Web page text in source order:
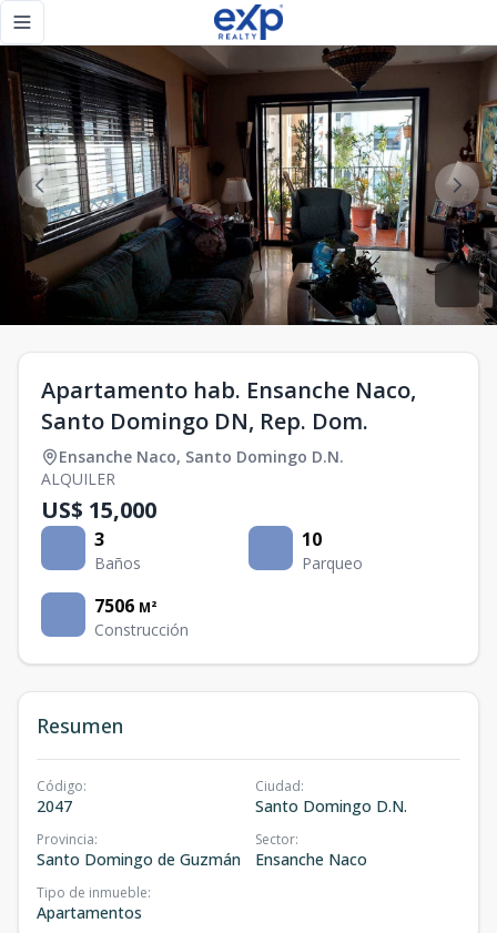
Toggle navigation menu
Apartamento hab. Ensanche Naco,
Santo Domingo DN, Rep. Dom.
Ensanche Naco, Santo Domingo D.N.
ALQUILER
US$ 15,000
3
Baños
10
Parqueo
7506 M²
Construcción
Resumen
Código:
2047
Ciudad:
Santo Domingo D.N.
Provincia:
Santo Domingo de Guzmán
Sector:
Ensanche Naco
Tipo de inmueble:
Apartamentos
Apartamento hab. Ensanche Naco, Santo Domingo DN,